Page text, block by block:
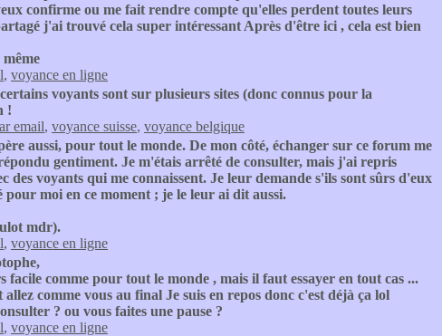
confirme ou me fait rendre compte qu'elles perdent toutes leurs
j'ai trouvé cela super intéressant Après d'être ici , cela est bien
, voyance en ligne
voyants sont sur plusieurs sites (donc connus pour la
!
email, voyance suisse, voyance belgique
aussi, pour tout le monde. De mon côté, échanger sur ce forum me
gentiment. Je m'étais arrêté de consulter, mais j'ai repris
voyants qui me connaissent. Je leur demande s'ils sont sûrs d'eux
pour moi en ce moment ; je le leur ai dit aussi.
mdr).
, voyance en ligne
comme pour tout le monde , mais il faut essayer en tout cas ...
comme vous au final Je suis en repos donc c'est déjà ça lol
? ou vous faites une pause ?
, voyance en ligne